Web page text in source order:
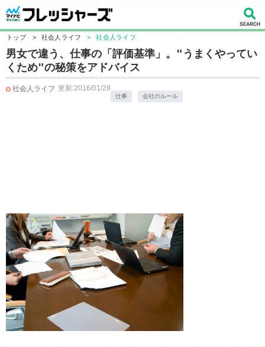
トップ > 社会人ライフ > 社会人ライフ
男女で違う、仕事の「評価基準」。"うまくやってい
くため"の秘策をアドバイス
社会人ライフ 更新:2016/01/28
仕事 会社のルール